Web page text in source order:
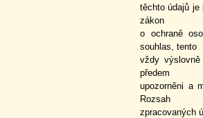
těchto údajů
zákon
o ochraně
souhlas, tento
vždy
předem
upozorněni a
Rozsah
zpracovaných